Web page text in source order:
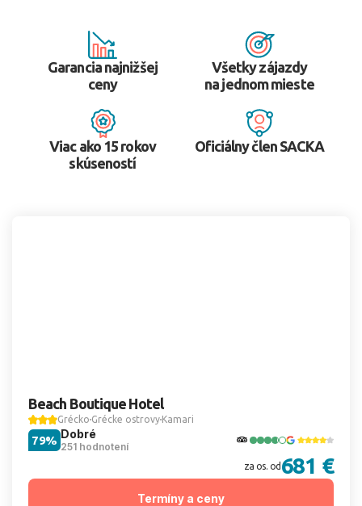
Garancia najnižšej
ceny
Všetky zájazdy
na jednom mieste
Viac ako 15 rokov
skúseností
Oficiálny člen SACKA
Beach Boutique Hotel
Grécko Grécke ostrovy Kamari
Dobré
251 hodnotení
79%
za os. od 681 €
Termíny a ceny